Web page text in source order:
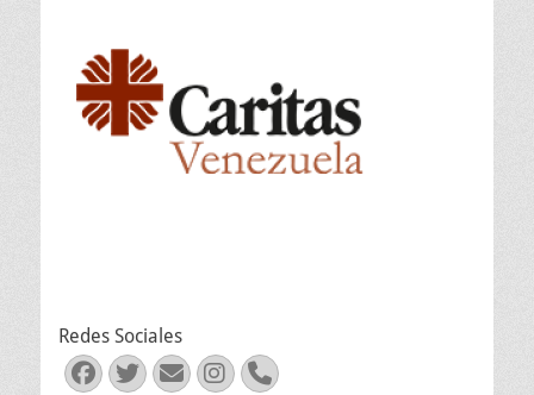
Redes Sociales
Facebook
Twitter
Correo
Instagram
Teléfono